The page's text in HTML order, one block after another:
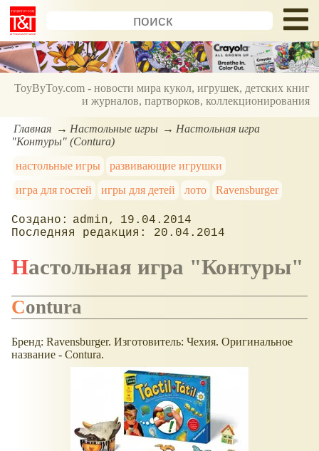
ToyByToy.com - новости мира кукол, игрушек, детских книг
и журналов, партворков, коллекционирования
Главная Настольные игры
Настольная игра
"Контуры" (Contura)
настольные игры
развивающие игрушки
игра для гостей
игры для детей лото Ravensburger
admin
19.04.2014
20.04.2014
Настольная игра "Контуры"
Contura
Бренд: Ravensburger. Изготовитель: Чехия. Оригинальное
название - Contura.